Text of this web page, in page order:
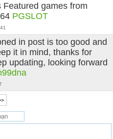
games from
PGSLOT
in post is too good and
it in mind, thanks for
updating, looking forward